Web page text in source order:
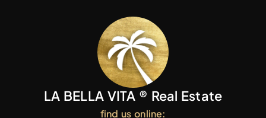
LA BELLA VITA ® Real Estate
find us online: